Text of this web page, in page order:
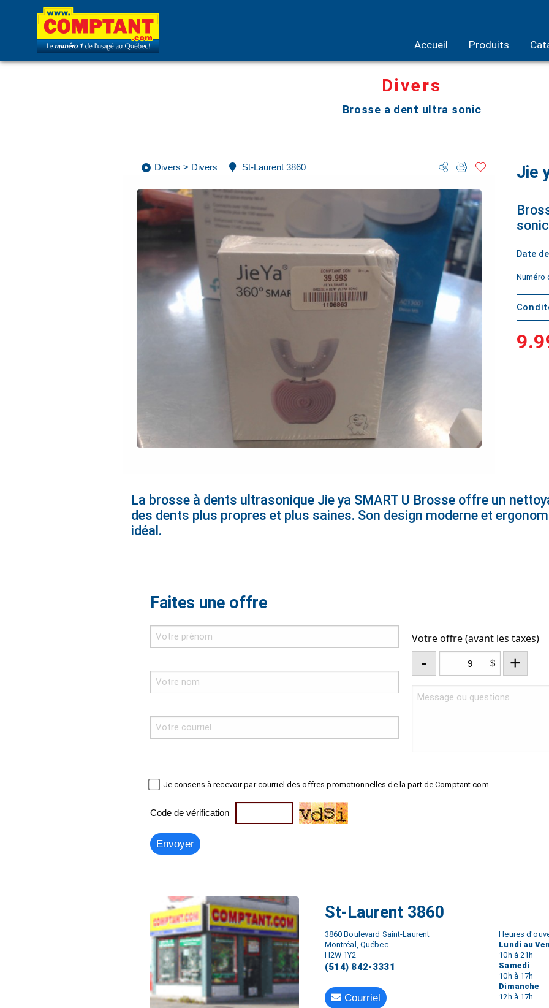
Accueil Produits
Divers
Brosse a dent ultra sonic
Divers > Divers St-Laurent 3860 Jie
sonic
Date
Numéro
La brosse à dents ultrasonique Jie ya SMART U Brosse offre un
des dents plus propres et plus saines. Son design moderne et
idéal.
Faites une offre
Votre offre (avant les taxes)
- $ +
Je consens à recevoir par courriel des offres promotionnelles de la part de Comptant.com
Code de vérification
St-Laurent 3860
3860 Boulevard Saint-Laurent
Montréal, Québec
H2W 1Y2
(514) 842-3331
Courriel
Heures
Lundi au
10h à 21h
Samedi
10h à 17h
Dimanche
12h à 17h